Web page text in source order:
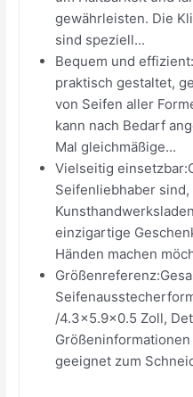
gewährleisten. Die
sind speziell...
Bequem und
praktisch gestaltet,
von Seifen aller
kann nach Bedarf
Mal gleichmäßige...
Vielseitig
Seifenliebhaber
einzigartige
Händen machen
/4.3x5.9x0.5 Zoll,
geeignet zum